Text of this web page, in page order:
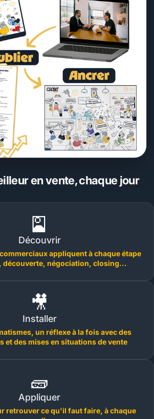
en vente, chaque jour
🎴
Découvrir
appliquent à chaque étape
découverte, négociation, closing...
🎥
Installer
un réflexe à la fois avec des
et des mises en situations de vente
🧱
Appliquer
retrouver ce qu'il faut faire, à chaque